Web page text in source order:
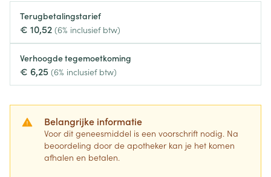
Terugbetalingstarief
€ 10,52 (6% inclusief btw)
Verhoogde tegemoetkoming
€ 6,25 (6% inclusief btw)
Belangrijke informatie
Voor dit geneesmiddel is een voorschrift nodig. Na
beoordeling door de apotheker kan je het komen
afhalen en betalen.